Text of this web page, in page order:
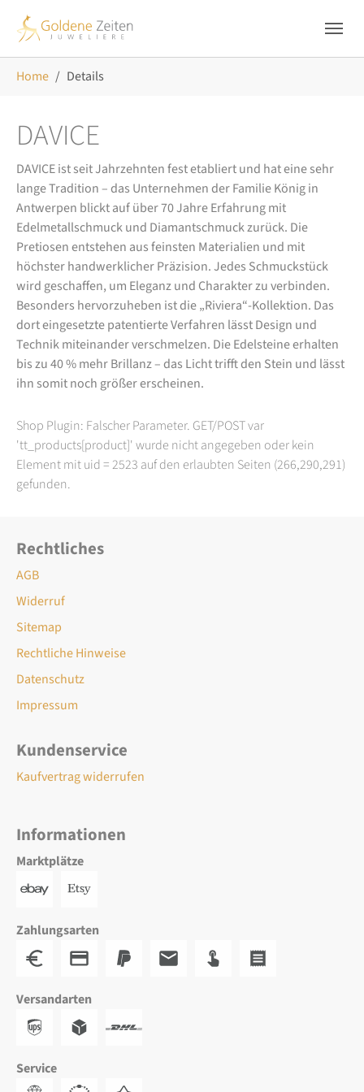
Home Details
DAVICE
DAVICE ist seit Jahrzehnten fest etabliert und hat eine sehr
lange Tradition – das Unternehmen der Familie König in
Antwerpen blickt auf über 70 Jahre Erfahrung mit
Edelmetallschmuck und Diamantschmuck zurück. Die
Pretiosen entstehen aus feinsten Materialien und mit
höchster handwerklicher Präzision. Jedes Schmuckstück
wird geschaffen, um Eleganz und Charakter zu verbinden.
Besonders hervorzuheben ist die „Riviera“-Kollektion. Das
dort eingesetzte patentierte Verfahren lässt Design und
Technik miteinander verschmelzen. Die Edelsteine erhalten
bis zu 40 % mehr Brillanz – das Licht trifft den Stein und lässt
ihn somit noch größer erscheinen.
Shop Plugin: Falscher Parameter. GET/POST var
'tt_products[product]' wurde nicht angegeben oder kein
Element mit uid = 2523 auf den erlaubten Seiten (266,290,291)
gefunden.
Rechtliches
AGB
Widerruf
Sitemap
Rechtliche Hinweise
Datenschutz
Impressum
Kundenservice
Kaufvertrag widerrufen
Informationen
Marktplätze
Zahlungsarten
Versandarten
Service